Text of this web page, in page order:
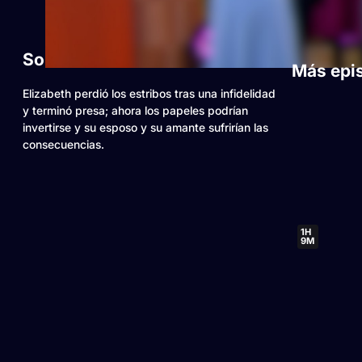
Sobre este video
Elizabeth perdió los estribos tras una infidelidad
y terminó presa; ahora los papeles podrían
invertirse y su esposo y su amante sufrirían las
consecuencias.
Más
1H
9M